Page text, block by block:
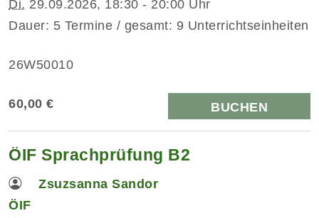
Di. 29.09.2026, 18:30 - 20:00 Uhr
Dauer: 5 Termine / gesamt: 9 Unterrichtseinheiten
26W50010
60,00 € BUCHEN
ÖIF Sprachprüfung B2
Zsuzsanna Sandor
ÖIF